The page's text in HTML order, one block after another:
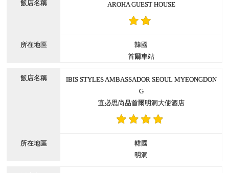
AROHA GUEST HOUSE
韓國
首爾車站
IBIS STYLES AMBASSADOR SEOUL MYEONGDON
G
宜必思尚品首爾明洞大使酒店
韓國
明洞